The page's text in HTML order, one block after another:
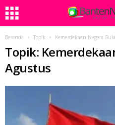
Beranda Topik Kemerdekaan Negara
Topik:
Agustus